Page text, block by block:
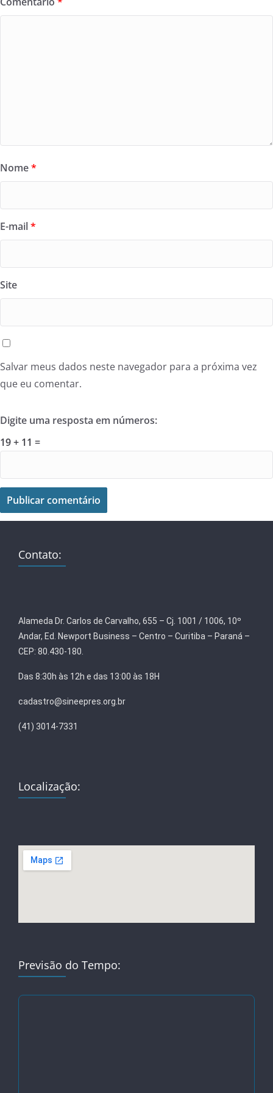
Nome*
E-mail*
Site
Salvar meus dados neste navegador para a próxima vez
que eu comentar.
Digite uma resposta em números:
19 + 11 =
Contato:
Alameda Dr. Carlos de Carvalho, 655 – Cj. 1001 / 1006, 10º
Andar, Ed. Newport Business – Centro – Curitiba – Paraná –
CEP: 80.430-180.
Das 8:30h às 12h e das 13:00 às 18H
cadastro@sineepres.org.br
(41) 3014-7331
Localização:
Previsão do Tempo: